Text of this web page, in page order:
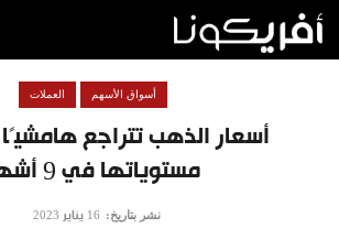
أسعار الذهب تتراجع
مستوياتها في 9 أشهر
أسواق الأسهم العملات
نشر بتاريخ: 16 يناير 2023